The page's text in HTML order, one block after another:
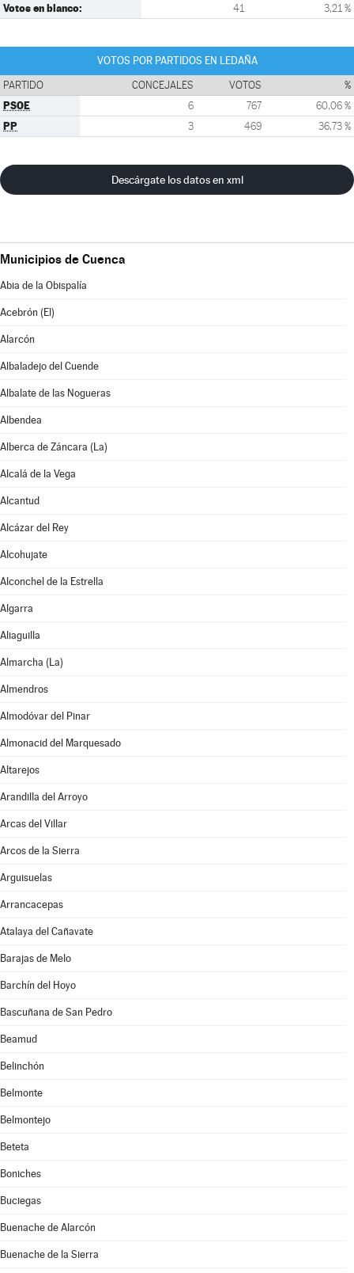
Votos en blanco: 41 3,21 %
VOTOS POR PARTIDOS EN LEDAÑA
PARTIDO CONCEJALES VOTOS %
PSOE 6 767 60,06 %
PP 3 469 36,73 %
Descárgate los datos en xml
Municipios de Cuenca
Abia de la Obispalía
Acebrón (El)
Alarcón
Albaladejo del Cuende
Albalate de las Nogueras
Albendea
Alberca de Záncara (La)
Alcalá de la Vega
Alcantud
Alcázar del Rey
Alcohujate
Alconchel de la Estrella
Algarra
Aliaguilla
Almarcha (La)
Almendros
Almodóvar del Pinar
Almonacid del Marquesado
Altarejos
Arandilla del Arroyo
Arcas del Villar
Arcos de la Sierra
Arguisuelas
Arrancacepas
Atalaya del Cañavate
Barajas de Melo
Barchín del Hoyo
Bascuñana de San Pedro
Beamud
Belinchón
Belmonte
Belmontejo
Beteta
Boniches
Buciegas
Buenache de Alarcón
Buenache de la Sierra